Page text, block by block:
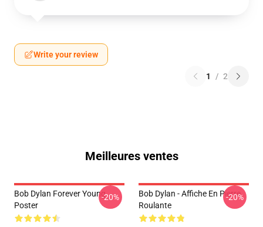
Write your review
1 / 2
Meilleures ventes
Bob Dylan Forever Young
Poster
-20%
Bob Dylan - Affiche En Pierre
Roulante
-20%